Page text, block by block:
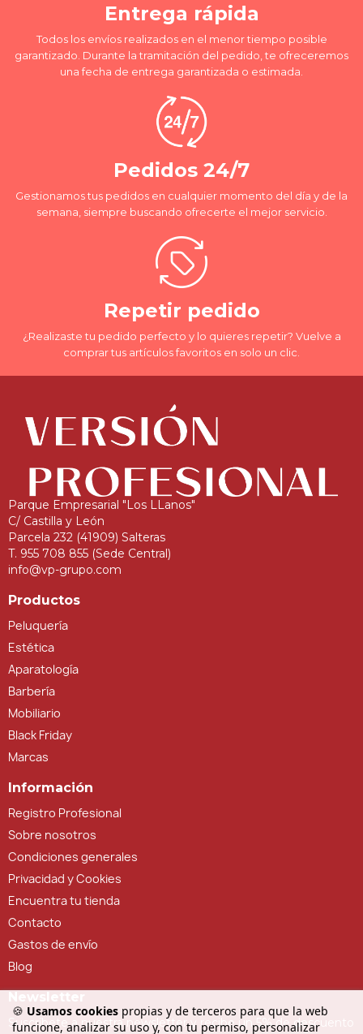
🍪 Usamos cookies propias y de terceros para que la web
funcione, analizar su uso y, con tu permiso, personalizar
Entrega rápida
Todos los envíos realizados en el menor tiempo posible
garantizado. Durante la tramitación del pedido, te ofreceremos
una fecha de entrega garantizada o estimada.
Pedidos 24/7
Gestionamos tus pedidos en cualquier momento del día y de la
semana, siempre buscando ofrecerte el mejor servicio.
Repetir pedido
¿Realizaste tu pedido perfecto y lo quieres repetir? Vuelve a
comprar tus artículos favoritos en solo un clic.
Parque Empresarial "Los LLanos"
C/ Castilla y León
Parcela 232 (41909) Salteras
T. 955 708 855 (Sede Central)
info@vp-grupo.com
Productos
Peluquería
Estética
Aparatología
Barbería
Mobiliario
Black Friday
Marcas
Información
Registro Profesional
Sobre nosotros
Condiciones generales
Privacidad y Cookies
Encuentra tu tienda
Contacto
Gastos de envío
Blog
Suscríbete a nuestra newsletter y recibe un 5% de descuento